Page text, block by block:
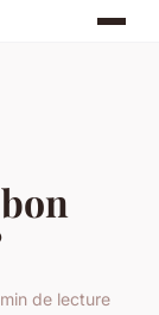
de lecture